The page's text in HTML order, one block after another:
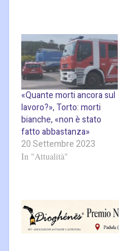
«Quante morti ancora sul
lavoro?», Torto: morti
bianche, «non è stato
fatto abbastanza»
20 Settembre 2023
In "Attualità"